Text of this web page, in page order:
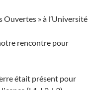
» à l’Université
rencontre pour
était présent pour